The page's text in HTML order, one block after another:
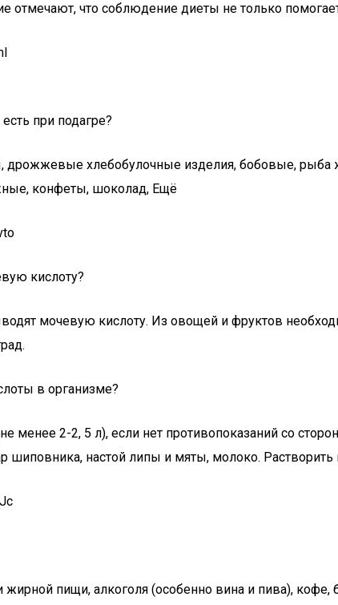
отмечают, что соблюдение диеты не только
при подагре?
хлебобулочные изделия, бобовые, рыба
конфеты, шоколад, Ещё
кислоту?
мочевую кислоту. Из овощей и фруктов
в организме?
менее 2-2, 5 л), если нет противопоказаний со
шиповника, настой липы и мяты, молоко.
жирной пищи, алкоголя (особенно вина и пива),